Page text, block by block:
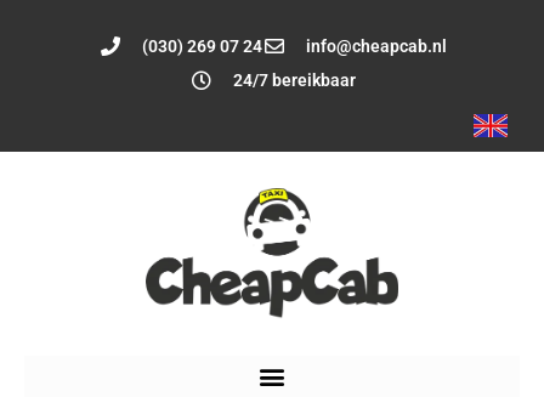
(030) 269 07 24
info@cheapcab.nl
24/7 bereikbaar